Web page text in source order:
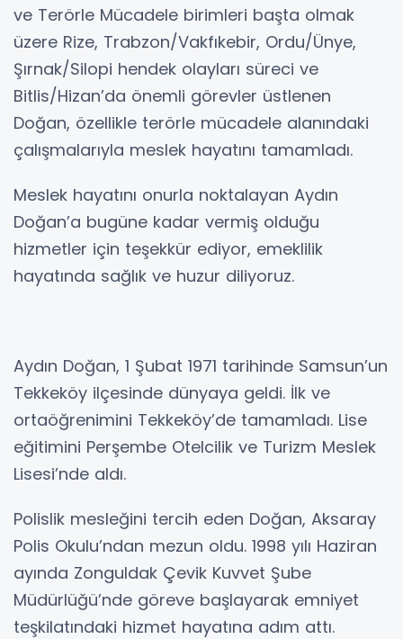
ve Terörle Mücadele birimleri başta olmak
üzere Rize, Trabzon/Vakfıkebir, Ordu/Ünye,
Şırnak/Silopi hendek olayları süreci ve
Bitlis/Hizan’da önemli görevler üstlenen
Doğan, özellikle terörle mücadele alanındaki
çalışmalarıyla meslek hayatını tamamladı.
Meslek hayatını onurla noktalayan Aydın
Doğan’a bugüne kadar vermiş olduğu
hizmetler için teşekkür ediyor, emeklilik
hayatında sağlık ve huzur diliyoruz.
Aydın Doğan, 1 Şubat 1971 tarihinde Samsun’un
Tekkeköy ilçesinde dünyaya geldi. İlk ve
ortaöğrenimini Tekkeköy’de tamamladı. Lise
eğitimini Perşembe Otelcilik ve Turizm Meslek
Lisesi’nde aldı.
Polislik mesleğini tercih eden Doğan, Aksaray
Polis Okulu’ndan mezun oldu. 1998 yılı Haziran
ayında Zonguldak Çevik Kuvvet Şube
Müdürlüğü’nde göreve başlayarak emniyet
teşkilatındaki hizmet hayatına adım attı.